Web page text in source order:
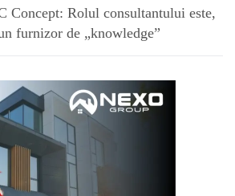
Concept: Rolul consultantului este,
furnizor de „knowledge”